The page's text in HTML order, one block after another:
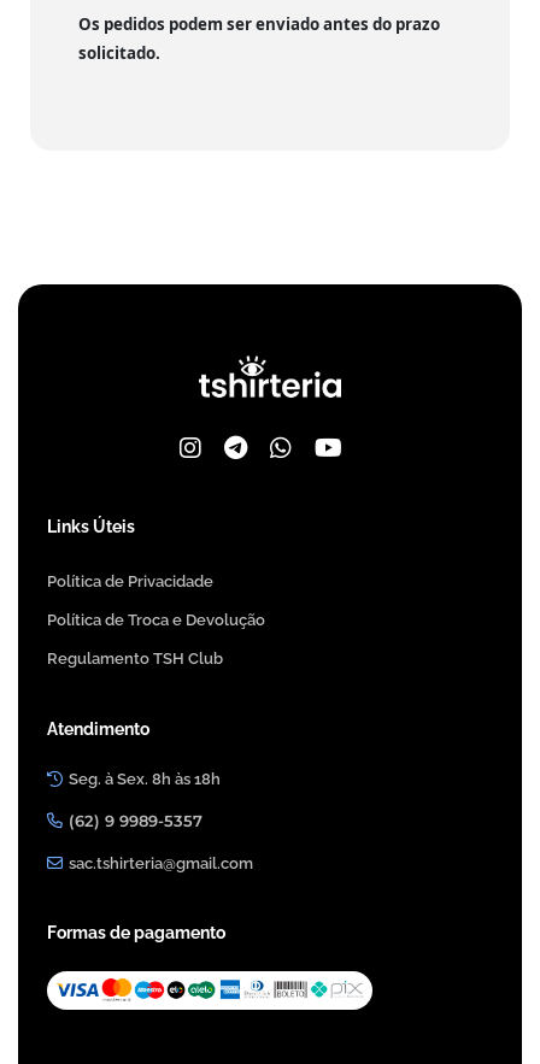
Os pedidos podem ser enviado antes do prazo
solicitado.
Links Úteis
Política de Privacidade
Política de Troca e Devolução
Regulamento TSH Club
Atendimento
Seg. à Sex. 8h às 18h
(62) 9 9989-5357
sac.tshirteria@gmail.com
Formas de pagamento